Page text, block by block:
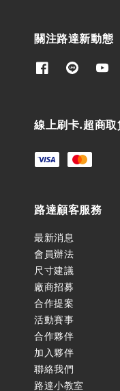
關注路達新動態
線上刷卡.超商
路達顧客服務
最新消息
會員辦法
尺寸建議
廠商招募
合作提案
活動賽事
合作夥伴
加入夥伴
聯絡我們
路達小教室